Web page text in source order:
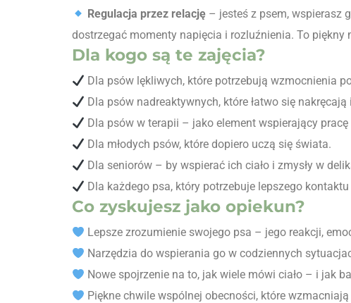
Regulacja przez relację – jesteś z psem, wspierasz
dostrzegać momenty napięcia i rozluźnienia. To piękny
Dla kogo są te zajęcia?
Dla psów lękliwych, które potrzebują wzmocnienia
Dla psów nadreaktywnych, które łatwo się
Dla psów w terapii – jako element wspierający
Dla młodych psów, które dopiero uczą się świata.
Dla seniorów – by wspierać ich ciało i zmysły w
Dla każdego psa, który potrzebuje lepszego
Co zyskujesz jako opiekun?
Lepsze zrozumienie swojego psa – jego reakcji,
Narzędzia do wspierania go w codziennych
Nowe spojrzenie na to, jak wiele mówi ciało – i jak
Piękne chwile wspólnej obecności, które wzmacniają